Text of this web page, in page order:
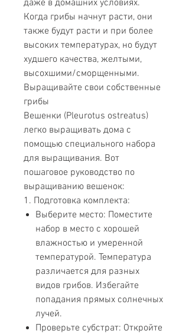
даже в домашних условиях.
Когда грибы начнут расти, они
также будут расти и при более
высоких температурах, но будут
худшего качества, желтыми,
высохшими/сморщенными.
Выращивайте свои собственные
грибы
Вешенки (Pleurotus ostreatus)
легко выращивать дома с
помощью специального набора
для выращивания. Вот
пошаговое руководство по
выращиванию вешенок:
1. Подготовка комплекта:
Выберите место: Поместите
набор в место с хорошей
влажностью и умеренной
температурой. Температура
различается для разных
видов грибов. Избегайте
попадания прямых солнечных
лучей.
Проверьте субстрат: Откройте